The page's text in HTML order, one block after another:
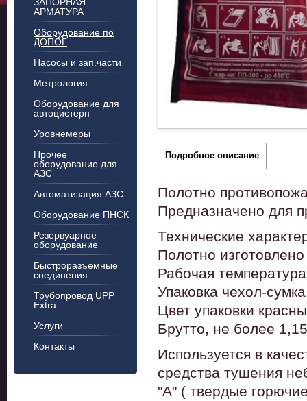
АРМАТУРА
Оборудование по
ДОПОГ
Насосы и зап.части
Метрология
Оборудование для
автоцистерн
Уровнемеры
Прочее
оборудование для
АЗС
Автоматизация АЗС
Оборудование ПНСК
Резервуарное
оборудование
Быстроразъемные
соединения
Трубопровод UPP
Extra
Услуги
Контакты
Подробное описание
Полотно
Предназначено для
Технические
Полотно
Рабочая
Упаковка чехол-
Цвет упаковки
Брутто, не более 1,15
Используется в
средства тушения
"А" ( твердые